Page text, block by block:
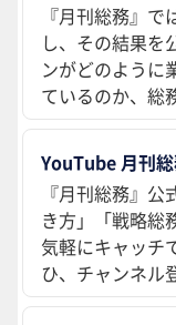
『月刊総務』
し、その結果を
ンがどのように
ているのか、総
YouTube 月刊
『月刊総務』
き方」「戦略総
気軽にキャッチ
ひ、チャンネル